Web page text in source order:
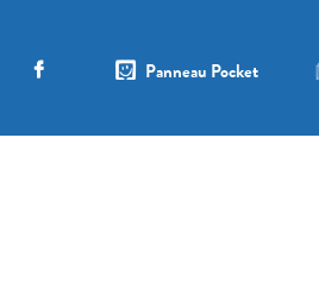
Panneau Pocket